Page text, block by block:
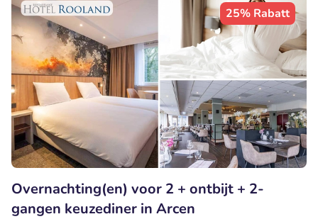
25% Rabatt
Overnachting(en) voor 2 + ontbijt + 2-
gangen keuzediner in Arcen